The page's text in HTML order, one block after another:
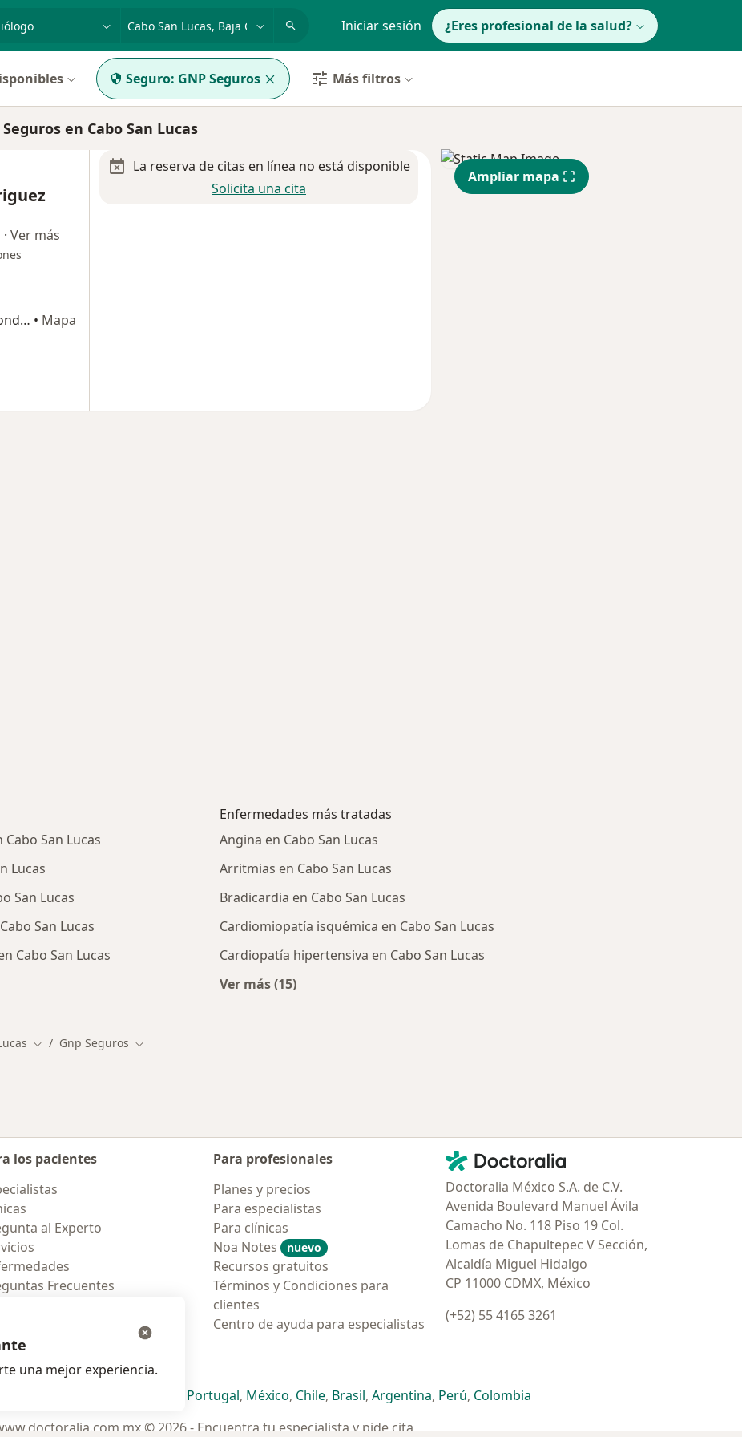
enfermedad o nombre Iniciar sesión ¿Eres profesional de la salud?
Seguro: GNP Seguros Más filtros
en Cabo San Lucas
· Ver más
Carretera Transpeninsular KM 0,5 Condominio Maestro Plaza San Lucas Col. El Tezal, Cabo San Lucas • Mapa
La reserva de citas en línea no está disponible
Solicita una cita
Ampliar mapa
San Lucas
Lucas
San Lucas
San Lucas
Cabo San Lucas
Enfermedades más tratadas
Angina en Cabo San Lucas
Arritmias en Cabo San Lucas
Bradicardia en Cabo San Lucas
Cardiomiopatía isquémica en Cabo San Lucas
Cardiopatía hipertensiva en Cabo San Lucas
Ver más (15)
Cambiar de ciudad
Gnp Seguros Cambiar de ciudad
los pacientes
al Experto
Frecuentes
Para profesionales
Planes y precios
Para especialistas
Para clínicas
Noa Notes
nuevo
Recursos gratuitos
Términos y Condiciones para
clientes
Centro de ayuda para especialistas
Contacto
Doctoralia - Página de inicio
Doctoralia México S.A. de C.V.
Avenida Boulevard Manuel Ávila
Camacho No. 118 Piso 19 Col.
Lomas de Chapultepec V Sección,
Alcaldía Miguel Hidalgo
CP 11000 CDMX, México
(+52) 55 4165 3261
se abre en una nueva pestaña
se abre en una nueva pestaña
se abre en una nueva pestaña
se abre en una nueva pestaña
Portugalse abre en una nueva pestaña
, Méxicose abre en una nueva pestaña
, Chilese abre en una nueva pestaña
, Brasilse abre en una nueva pestaña
, Argentinase abre en una nueva pestaña
, Perúse abre en una nueva pestaña
, Colombiase abre en una nueva pestaña
© 2026 - Encuentra tu especialista y pide cita
una mejor experiencia.